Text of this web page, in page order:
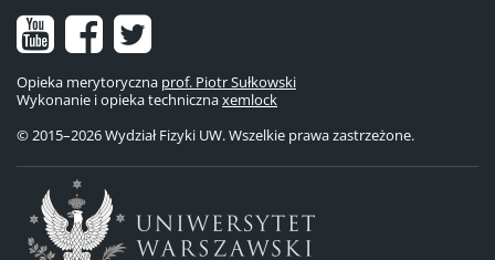
Nasz
kanał
na
YouTube
Nasz
fanpage
na
Facebooku
Nasze
konto
na
Twitterze
Opieka merytoryczna prof. Piotr Sułkowski
Wykonanie i opieka technicznaxemlock
© 2015–2026 Wydział Fizyki UW. Wszelkie prawa zastrzeżone.